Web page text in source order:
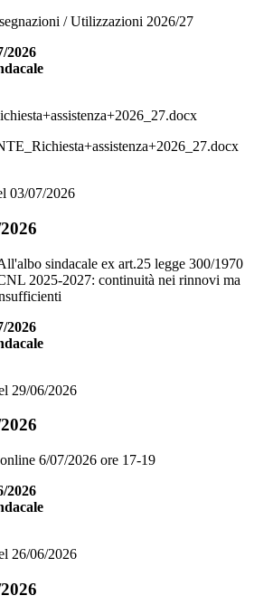
/ Utilizzazioni 2026/27
2026
03/07/2026
sindacale ex art.25 legge 300/1970
2025-2027: continuità nei rinnovi ma
2026
29/06/2026
6/07/2026 ore 17-19
2026
26/06/2026